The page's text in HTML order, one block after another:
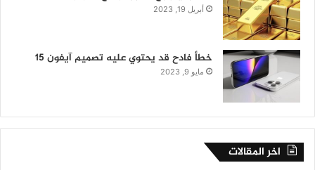
أبريل 19, 2023
خطأ فادح قد يحتوي عليه تصميم آيفون 15
مايو 9, 2023
اخر المقالات